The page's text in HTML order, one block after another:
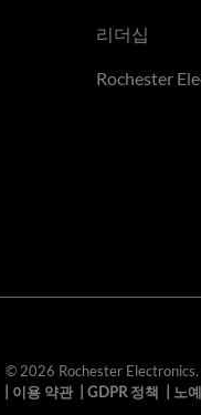
리더십
Rochester
© 2026 Rochester
이용 약관| GDPR 정책 노